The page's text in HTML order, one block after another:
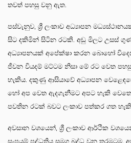
තවත් පහසු වනු ඇත.
පස්වැනුව, ශ්‍රී ලංකාව අධ්‍යාපන
සිට දකිමින් සිටින රටකි. අඩු මිලට උසස්
අධ්‍යාපනයක් අපේක්ෂා කරන බොහෝ
ජීවන වියදම් මට්ටම නිසා මේ රට වෙත
හැකිය. දකුණු ආසියාවේ අධ්‍යාපන
හෝ අප වෙත ඇදගැනීමට අපට හැකි
පවතින රටක් බවට ලංකාව පත්කර ගත
අවසාන වශයෙන්, ශ්‍රී ලංකාව ආර්ථික
සැපයුම් පද්ධතිය සමග බද්ධ වන තරමටම,